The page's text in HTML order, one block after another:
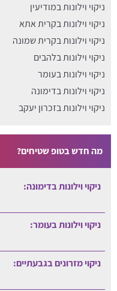
ניקוי וילונות במודיעין
ניקוי וילונות בקרית אתא
ניקוי וילונות בקרית שמונה
ניקוי וילונות בלהבים
ניקוי וילונות בעומר
ניקוי וילונות בדימונה
ניקוי וילונות בזכרון יעקב
מה חדש בטופ שטיחים?